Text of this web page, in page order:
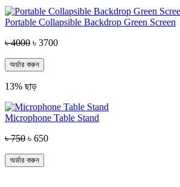
Portable Collapsible Backdrop Green Screen
৳ 4000 ৳ 3700
অর্ডার করুন
13% ছাড়
Microphone Table Stand
৳ 750 ৳ 650
অর্ডার করুন